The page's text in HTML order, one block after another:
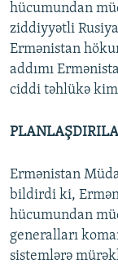
hücumundan
ziddiyyətli
Ermənistan
addımı
ciddi təhlükə
Ermənistan
bildirdi ki,
hücumundan
generalları
sistemlərə